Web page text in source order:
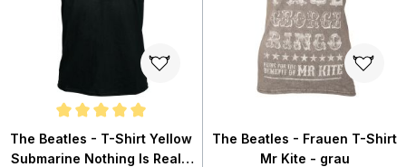
Durchschnittliche Bewertung von 5 von 5 Sternen
The Beatles - T-Shirt Yellow
Submarine Nothing Is Real -
The Beatles - Frauen T-Shirt
Mr Kite - grau